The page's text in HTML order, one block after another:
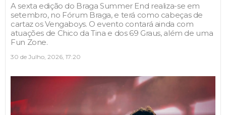
A sexta edição do Braga Summer End realiza-se em
setembro, no Fórum Braga, e terá como cabeças de
cartaz os Vengaboys. O evento contará ainda com
atuações de Chico da Tina e dos 69 Graus, além de uma
Fun Zone.
30 de Julho, 2026, 17:20